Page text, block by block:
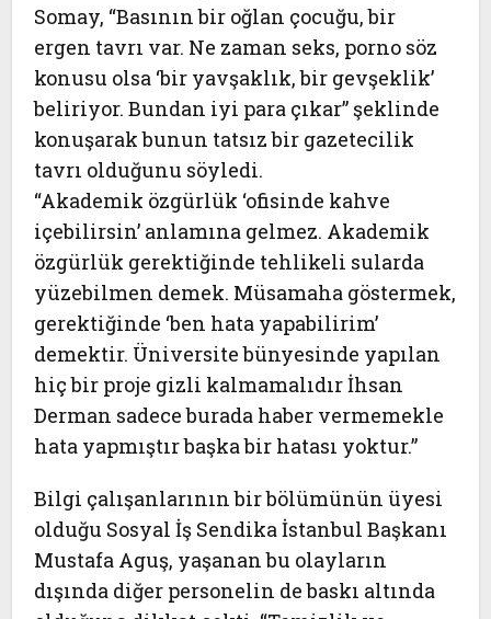
Somay, “Basının bir oğlan çocuğu, bir
ergen tavrı var. Ne zaman seks, porno söz
konusu olsa ‘bir yavşaklık, bir gevşeklik’
beliriyor. Bundan iyi para çıkar” şeklinde
konuşarak bunun tatsız bir gazetecilik
tavrı olduğunu söyledi.
“Akademik özgürlük ‘ofisinde kahve
içebilirsin’ anlamına gelmez. Akademik
özgürlük gerektiğinde tehlikeli sularda
yüzebilmen demek. Müsamaha göstermek,
gerektiğinde ‘ben hata yapabilirim’
demektir. Üniversite bünyesinde yapılan
hiç bir proje gizli kalmamalıdır İhsan
Derman sadece burada haber vermemekle
hata yapmıştır başka bir hatası yoktur.”
Bilgi çalışanlarının bir bölümünün üyesi
olduğu Sosyal İş Sendika İstanbul Başkanı
Mustafa Aguş, yaşanan bu olayların
dışında diğer personelin de baskı altında